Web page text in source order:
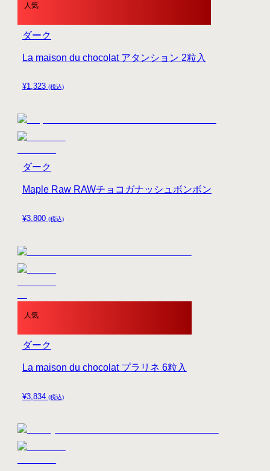
人気
¥1,323 (税込)
La maison du chocolat アタンション 2粒入
ダーク
¥3,800 (税込)
Maple Raw RAWチョコガナッシュボンボン
ダーク
人気
¥3,834 (税込)
La maison du chocolat プラリネ 6粒入
ダーク